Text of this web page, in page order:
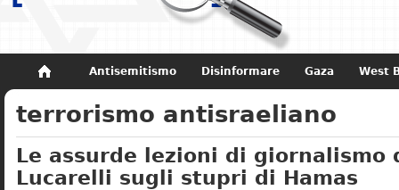
Antisemitismo Disinformare Gaza West
Non dimenticare Storia di Israele
terrorismo antisraeliano
Le assurde lezioni di giornalismo
Lucarelli sugli stupri di Hamas